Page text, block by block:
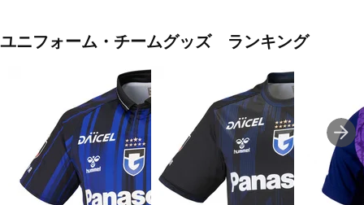
ユニフォーム・チームグッズ ランキング